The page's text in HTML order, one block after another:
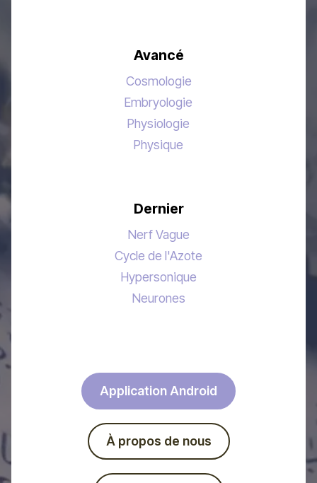
Avancé
Cosmologie
Embryologie
Physiologie
Physique
Dernier
Nerf Vague
Cycle de l'Azote
Hypersonique
Neurones
Application Android
À propos de nous